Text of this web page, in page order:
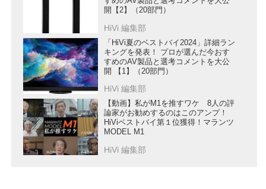
開【2】（20部門）
HiVi 編集部
「HiVi夏のベストバイ2024」詳細ラン
キングを発表！ プロが選んだ今おす
すめのAV製品と選考コメントを大公
開 【1】（20部門）
HiVi 編集部
【動画】私がM1を推すワケ 8人の評
論家がお勧めするのはこのアンプ！
HiViベストバイ第１位獲得！マランツ
MODEL M1
HiVi 編集部